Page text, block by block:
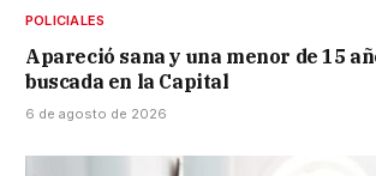
POLICIALES
Apareció sana y una menor de 15
buscada en la Capital
6 de agosto de 2026